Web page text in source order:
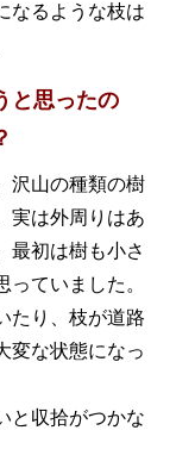
なるような枝は
と思ったの
沢山の種類の樹
実は外周りはあ
最初は樹も小さ
ていました。
たり、枝が道路
変な状態になっ
と収拾がつかな